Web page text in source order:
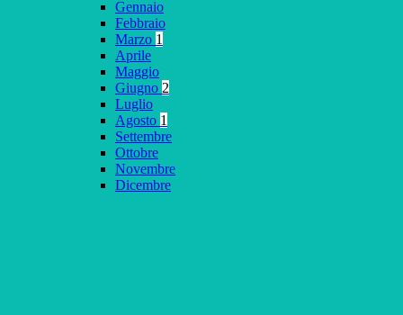
Gennaio
Febbraio
Marzo 1
Aprile
Maggio
Giugno 2
Luglio
Agosto 1
Settembre
Ottobre
Novembre
Dicembre